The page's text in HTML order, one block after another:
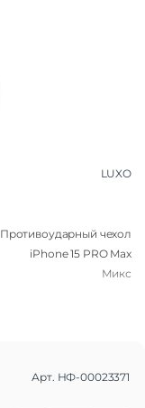
LUXO
Противоударный чехол
iPhone 15 PRO Max
Микс
Арт. НФ-00023371